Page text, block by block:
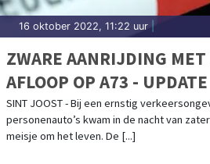
16 oktober 2022, 11:22 uur
ZWARE AANRIJDING
AFLOOP OP A73 - UPDATE
SINT JOOST - Bij een ernstig
personenauto’s kwam in de nacht van
meisje om het leven. De [...]